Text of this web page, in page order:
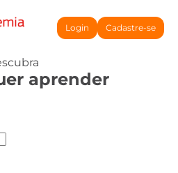
Login Cadastre-se
aprender